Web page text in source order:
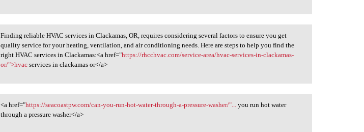
Finding reliable HVAC
Finding reliable HVAC services in Clackamas, OR, requires considering several factors to ensure you get
quality service for your heating, ventilation, and air conditioning needs. Here are steps to help you find the
right HVAC services in Clackamas:<a href="https://rhcchvac.com/service-area/hvac-services-in-clackamas-
or/">hvac services in clackamas or</a>
<a href="https://seacoastpw
<a href="https://seacoastpw.com/can-you-run-hot-water-through-a-pressure-washer/"...
you run hot water
through a pressure washer</a>